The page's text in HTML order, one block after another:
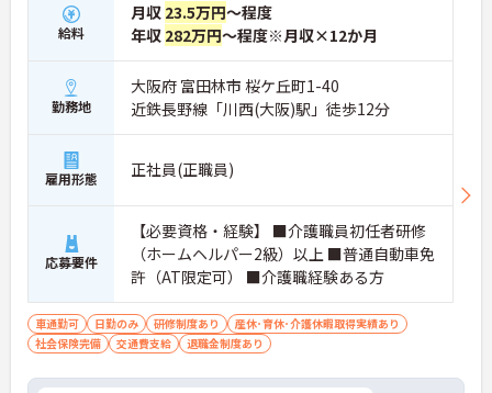
給料
月収 23.5万円～程度
年収 282万円～程度※月収×12か月
勤務地
大阪府 富田林市 桜ケ丘町1-40
近鉄長野線「川西(大阪)駅」徒歩12分
雇用形態 正社員(正職員)
応募要件
【必要資格・経験】 ■介護職員初任者研修
（ホームヘルパー2級）以上 ■普通自動車免
許（AT限定可） ■介護職経験ある方
車通勤可 日勤のみ 研修制度あり
産休･育休･介護休暇取得実績あり
社会保険完備
交通費支給 退職金制度あり